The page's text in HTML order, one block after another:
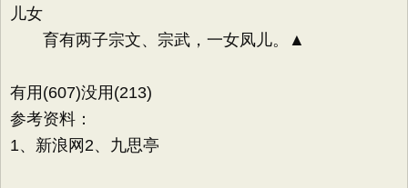
儿女
育有两子宗文、宗武，一女凤儿。▲
有用(607)没用(213)
参考资料：
1、新浪网2、九思亭